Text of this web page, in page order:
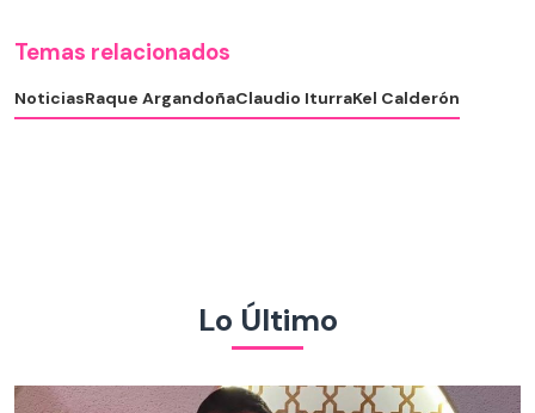
Temas relacionados
NoticiasRaque ArgandoñaClaudio IturraKel Calderón
Lo Último